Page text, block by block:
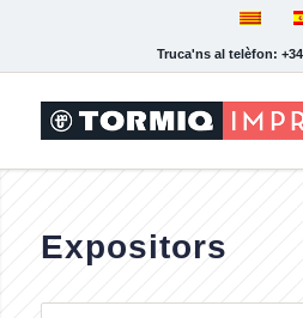
Truca'ns al telèfon: +34
Expositors